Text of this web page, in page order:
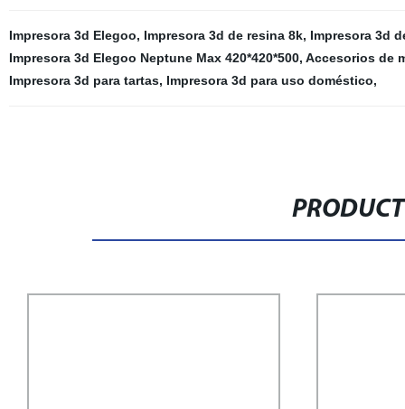
Impresora 3d Elegoo, Impresora 3d de resina 8k, Impresora 3d
Impresora 3d Elegoo Neptune Max 420*420*500, Accesorios de
Impresora 3d para tartas, Impresora 3d para uso doméstico,